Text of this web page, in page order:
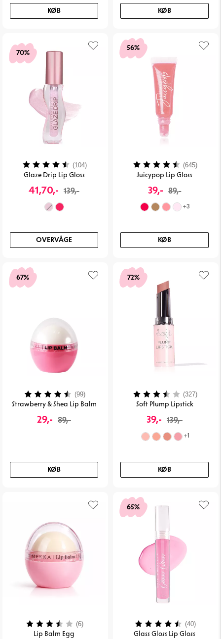
KØB KØB
70%
Glaze Drip Lip Gloss
41,70,- 139,-
OVERVÅGE
Vurdering: (104) 4.3 ud af 5 stjerner
56%
Juicypop Lip Gloss
39,- 89,-
+3
KØB
Vurdering: (645)
67%
Strawberry & Shea Lip Balm
29,- 89,-
KØB
Vurdering: (99)4.2 ud af 5 stjerner
72%
Soft Plump Lipstick
39,- 139,-
+1
KØB
Vurdering: (327)
Lip Balm Egg
Vurdering: (6) 3.8 ud af 5 stjerner
65%
Glass Gloss Lip Gloss
Vurdering: (40)4.2 ud